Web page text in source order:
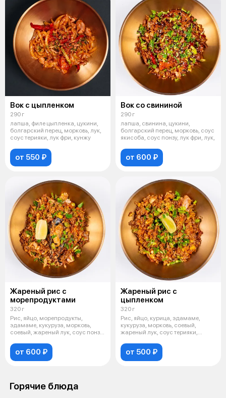
Вок с цыпленком
290 г
лапша, филе цыпленка, цукини,
болгарский перец, морковь, лук,
соус терияки, лук фри, кунжу
от 550 ₽
Вок со свининой
290 г
лапша, свинина, цукини,
болгарский перец, морковь, соус
якисоба, соус понзу, лук фри, лук,
от 600 ₽
Жареный рис с
морепродуктами
320 г
Рис, яйцо, морепродукты,
эдамаме, кукуруза, морковь,
соевый, жареный лук, соус понзу,
от 600 ₽
Жареный рис с
цыпленком
320 г
Рис, яйцо, курица, эдамаме,
кукуруза, морковь, соевый,
жареный лук, соус терияки,
от 500 ₽
Горячие блюда